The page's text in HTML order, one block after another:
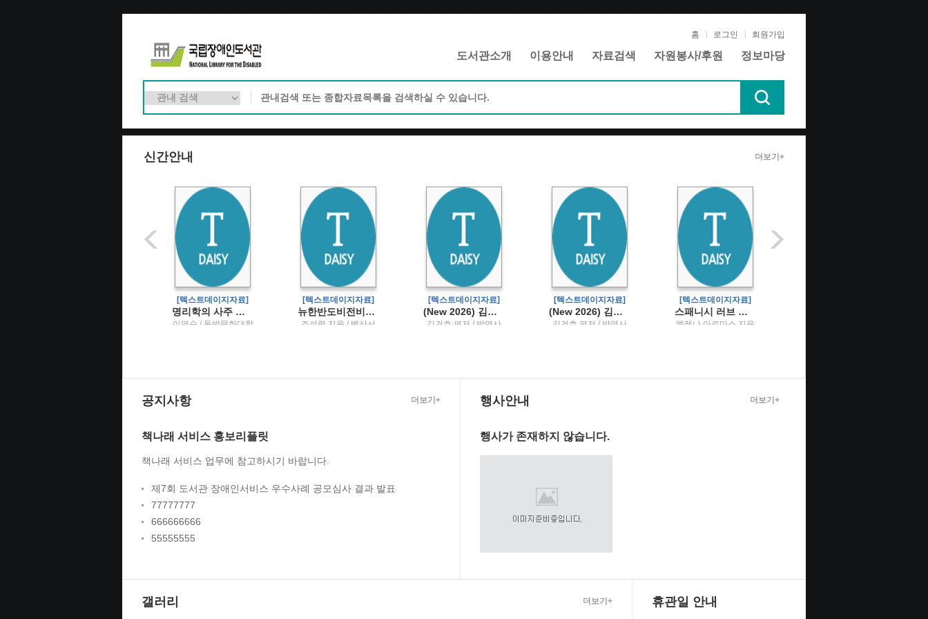
홈 로그인 회원가입
도서관소개 이용안내 자료검색 자원봉사/후원 정보마당
신간안내
[텍스트데이지자료]
명리학의 사주 요인과 질병 발생 간 상관성에 대한 실증 연구
이영숙 / 동방문화대학
[텍스트데이지자료]
뉴한반도비전비핵·평화와 통일의 길
조성렬 지음 / 백산서
[텍스트데이지자료]
(New 2026) 김건호 헌법최근 10년 단원별 기출문제집3
김건호 편저 / 박영사
[텍스트데이지자료]
(New 2026) 김건호 헌법최근 10년 단원별 기출문제집2
김건호 편저 / 박영사
[텍스트데이지자료]
스패니시 러브 디셉션
엘레나 아르마스 지음
더보기+
공지사항
책나래 서비스 홍보리플릿
책나래 서비스 업무에 참고하시기 바랍니다.
제7회 도서관 장애인서비스 우수사례 공모심사 결과 발표
77777777
666666666
55555555
더보기+ 행사안내
행사가 존재하지 않습니다.
더보기+
갤러리 더보기+ 휴관일 안내